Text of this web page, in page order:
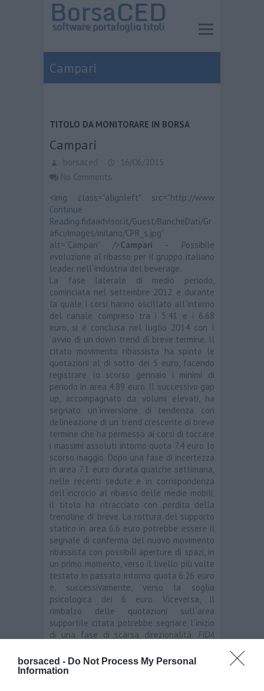
borsaced - Do Not Process My Personal
Information
Campari
TITOLO DA MONITORARE IN BORSA
Campari
borsaced
16/06/2015
No Comments
<img class="alignleft" src="http://www
Continue
Reading.fidaadvisor.it/Guest/BancheDati/Gr
afici/images/milano/CPR_s.jpg”
alt=”Campari” />Campari – Possibile
evoluzione al ribasso per il gruppo italiano
leader nell´industria del beverage.
La fase laterale di medio periodo,
cominciata nel settembre 2012 e durante
la quale i corsi hanno oscillato all´interno
del canale compreso tra i 5.41 e i 6.68
euro, si è conclusa nel luglio 2014 con l
´avvio di un down trend di breve termine. Il
citato movimento ribassista ha spinto le
quotazioni al di sotto dei 5 euro, facendo
registrare lo scorso gennaio i minimi di
periodo in area 4.89 euro. Il successivo gap
up, accompagnato da volumi elevati, ha
segnato un´inversione di tendenza con
delineazione di un trend crescente di breve
termine che ha permesso ai corsi di toccare
i massimi assoluti intorno quota 7.4 euro lo
scorso maggio. Dopo una fase di incertezza
in area 7.1 euro durata qualche settimana,
nelle recenti sedute e in corrispondenza
dell´incrocio al ribasso delle medie mobili,
il titolo ha ritracciato con perdita della
trendline di breve. La rottura del supporto
statico in area 6.6 euro potrebbe essere il
segnale di conferma del nuovo movimento
ribassista con possibili aperture di spazi, in
un primo momento, verso il livello più volte
testato in passato intorno quota 6.26 euro
e, successivamente, verso la soglia
psicologica dei 6 euro. Viceversa, il
rimbalzo delle quotazioni sull´area
supportile citata potrebbe segnare l´inizio
di una fase di scarsa direzionalità. FIDA
Analisi